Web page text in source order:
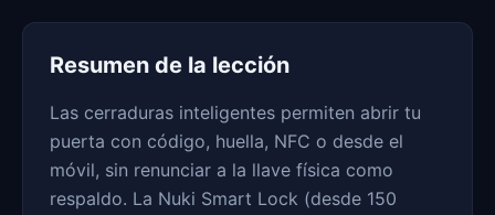
Resumen de la lección
Las cerraduras inteligentes permiten abrir tu
puerta con código, huella, NFC o desde el
móvil, sin renunciar a la llave física como
respaldo. La Nuki Smart Lock (desde 150